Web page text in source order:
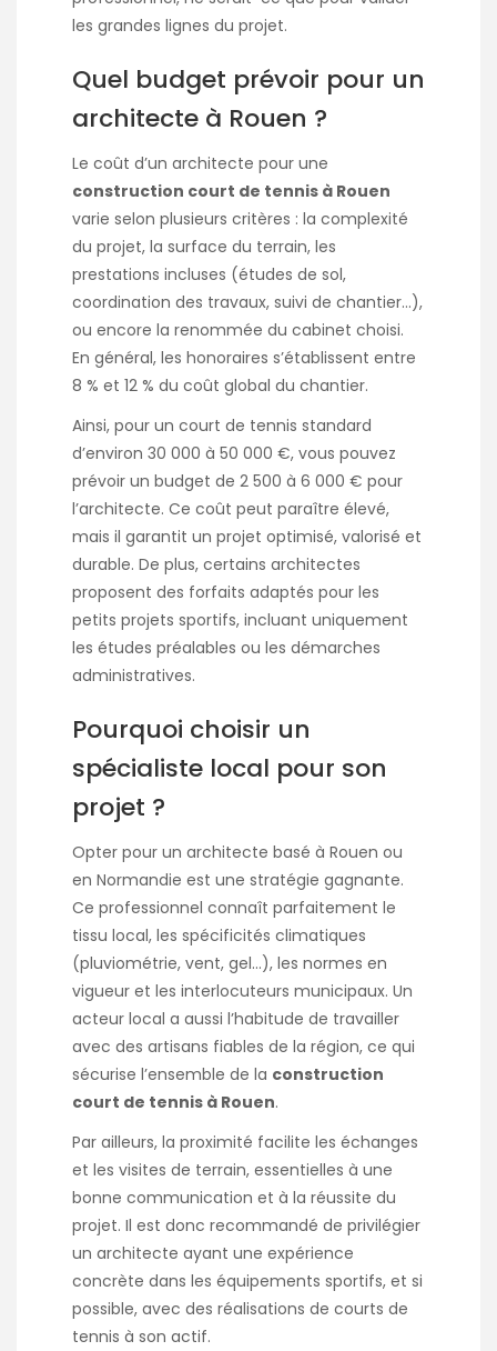
les grandes lignes du projet.
Quel budget prévoir pour un
architecte à Rouen ?
Le coût d’un architecte pour une
construction court de tennis à Rouen
varie selon plusieurs critères : la complexité
du projet, la surface du terrain, les
prestations incluses (études de sol,
coordination des travaux, suivi de chantier…),
ou encore la renommée du cabinet choisi.
En général, les honoraires s’établissent entre
8 % et 12 % du coût global du chantier.
Ainsi, pour un court de tennis standard
d’environ 30 000 à 50 000 €, vous pouvez
prévoir un budget de 2 500 à 6 000 € pour
l’architecte. Ce coût peut paraître élevé,
mais il garantit un projet optimisé, valorisé et
durable. De plus, certains architectes
proposent des forfaits adaptés pour les
petits projets sportifs, incluant uniquement
les études préalables ou les démarches
administratives.
Pourquoi choisir un
spécialiste local pour son
projet ?
Opter pour un architecte basé à Rouen ou
en Normandie est une stratégie gagnante.
Ce professionnel connaît parfaitement le
tissu local, les spécificités climatiques
(pluviométrie, vent, gel…), les normes en
vigueur et les interlocuteurs municipaux. Un
acteur local a aussi l’habitude de travailler
avec des artisans fiables de la région, ce qui
sécurise l’ensemble de la construction
court de tennis à Rouen.
Par ailleurs, la proximité facilite les échanges
et les visites de terrain, essentielles à une
bonne communication et à la réussite du
projet. Il est donc recommandé de privilégier
un architecte ayant une expérience
concrète dans les équipements sportifs, et si
possible, avec des réalisations de courts de
tennis à son actif.